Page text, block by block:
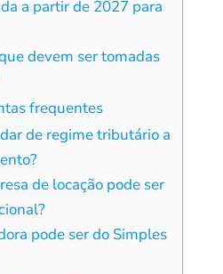
a partir de 2027 para
devem ser tomadas
frequentes
de regime tributário a
de locação pode ser
pode ser do Simples